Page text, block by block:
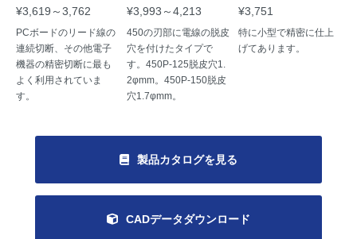
¥3,619～3,762
PCボードのリード線の
連続切断、その他電子
機器の精密切断に最も
よく利用されていま
す。
¥3,993～4,213
450の刃部に電線の脱皮
穴を付けたタイプで
す。450P-125脱皮穴1.
2φmm。450P-150脱皮
穴1.7φmm。
¥3,751
特に小型で精密に仕上
げてあります。
製品カタログを見る
CADデータダウンロード